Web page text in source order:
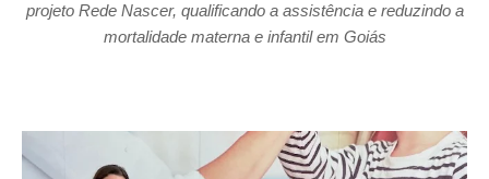
projeto Rede Nascer, qualificando a assistência e reduzindo a
mortalidade materna e infantil em Goiás